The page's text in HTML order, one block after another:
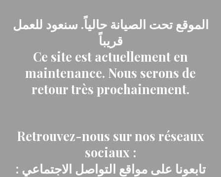
الموقع تحت الصيانة حالياً. سنعود للعمل
قريباً
Ce site est actuellement en
maintenance. Nous serons de
retour très prochainement.
Retrouvez-nous sur nos réseaux
sociaux :
: تابعونا على مواقع التواصل الاجتماعي